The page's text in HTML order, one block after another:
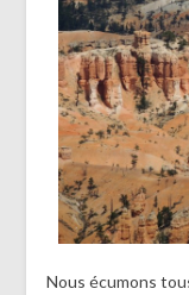
Nous écumons